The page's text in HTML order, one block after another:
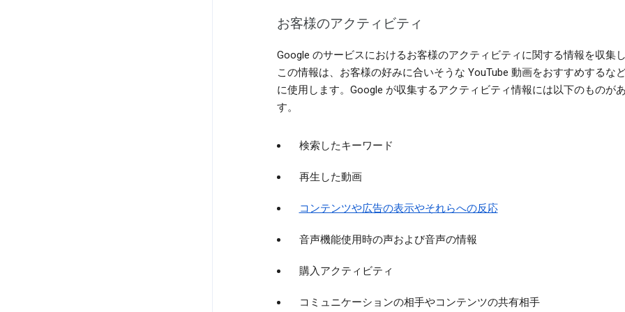
お客様のアクティビティ
Google のサービスにおけるお客様のアクティビティに関する情報を収集し
この情報は、お客様の好みに合いそうな YouTube 動画をおすすめするな
に使用します。Google が収集するアクティビティ情報には以下のものが
す。
検索したキーワード
再生した動画
コンテンツや広告の表示やそれらへの反応
音声機能使用時の声および音声の情報
購入アクティビティ
コミュニケーションの相手やコンテンツの共有相手